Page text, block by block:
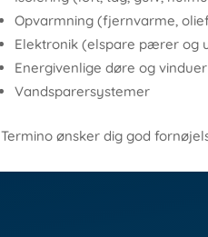
Opvarmning (fjernvarme,
Elektronik (elspare pærer og
Energivenlige døre og vinduer
Vandsparersystemer
Termino ønsker dig god